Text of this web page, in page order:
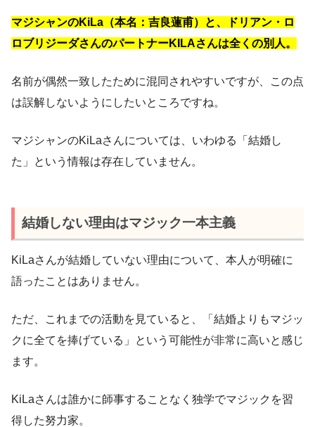
マジシャンのKiLa（本名：吉良蓮甫）と、ドリアン・ロ
ロブリジーダさんのパートナーKILAさんは全くの別人。
名前が偶然一致したために混同されやすいですが、この点
は誤解しないようにしたいところですね。
マジシャンのKiLaさんについては、いわゆる「結婚し
た」という情報は存在していません。
結婚しない理由はマジック一本主義
KiLaさんが結婚していない理由について、本人が明確に
語ったことはありません。
ただ、これまでの活動を見ていると、「結婚よりもマジッ
クに全てを捧げている」という可能性が非常に高いと感じ
ます。
KiLaさんは誰かに師事することなく独学でマジックを習
得した努力家。